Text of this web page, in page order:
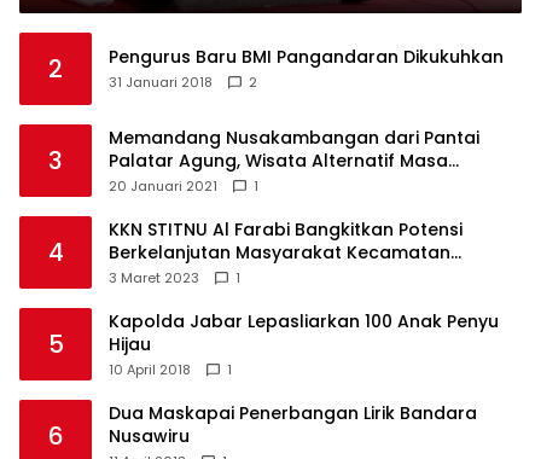
2 Pengurus Baru BMI Pangandaran Dikukuhkan
31 Januari 2018 2
3
Memandang Nusakambangan dari Pantai
Palatar Agung, Wisata Alternatif Masa
Pandemi
20 Januari 2021 1
4
KKN STITNU Al Farabi Bangkitkan Potensi
Berkelanjutan Masyarakat Kecamatan
Langkaplancar
3 Maret 2023 1
5
Kapolda Jabar Lepasliarkan 100 Anak Penyu
Hijau
10 April 2018 1
6
Dua Maskapai Penerbangan Lirik Bandara
Nusawiru